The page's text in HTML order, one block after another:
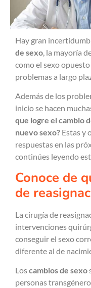
Hay gran
de sexo, la mayoría
como el sexo
problemas a largo
Además de los
inicio se hacen
que logre el cambio
nuevo sexo? Estas y
respuestas en las
continúes leyendo
Conoce de
de
La cirugía de
intervenciones
conseguir el sexo
diferente al de
Loscambios de sexo
personas